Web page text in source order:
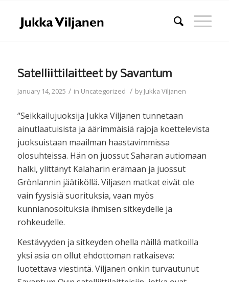
Satelliittilaitteet by Savantum
January 14, 2025 / in Uncategorized / byJukka Viljanen
“Seikkailujuoksija Jukka Viljanen tunnetaan
ainutlaatuisista ja äärimmäisiä rajoja koettelevista
juoksuistaan maailman haastavimmissa
olosuhteissa. Hän on juossut Saharan autiomaan
halki, ylittänyt Kalaharin erämaan ja juossut
Grönlannin jäätiköllä. Viljasen matkat eivät ole
vain fyysisiä suorituksia, vaan myös
kunnianosoituksia ihmisen sitkeydelle ja
rohkeudelle.
Kestävyyden ja sitkeyden ohella näillä matkoilla
yksi asia on ollut ehdottoman ratkaiseva:
luotettava viestintä. Viljanen onkin turvautunut